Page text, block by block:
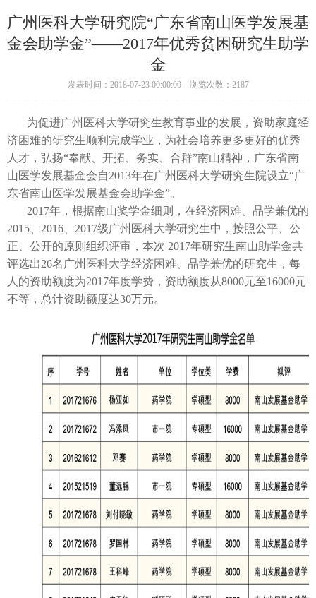
广州医科大学研究院“广东省南山医学发展基
金会助学金”——2017年优秀贫困研究生助学
金
发表时间：2018-07-23 00:00:00 浏览次数：2187
为促进广州医科大学研究生教育事业的发展，资助家庭经
济困难的研究生顺利完成学业，为社会培养更多更好的优秀
人才，弘扬“奉献、开拓、务实、合群”南山精神，广东省南
山医学发展基金会自2013年在广州医科大学研究生院设立“广
东省南山医学发展基金会助学金”。
2017年，根据南山奖学金细则，在经济困难、品学兼优的
2015、2016、2017级广州医科大学研究生中，按照公平、公
正、公开的原则组织评审，本次 2017年研究生南山助学金共
评选出26名广州医科大学经济困难、品学兼优的研究生，每
人的资助额度为2017年度学费，资助额度从8000元至16000元
不等，总计资助额度达30万元。